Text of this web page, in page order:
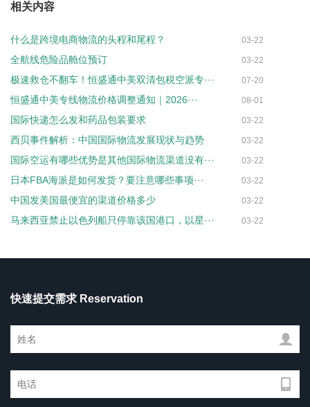
相关内容
什么是跨境电商物流的头程和尾程？ 03-22
全航线危险品舱位预订 03-22
极速救仓不翻车！恒盛通中美双清包税空派专··· 07-20
恒盛通中美专线物流价格调整通知｜2026··· 08-01
国际快递怎么发和药品包装要求 03-22
西贝事件解析：中国国际物流发展现状与趋势 03-22
国际空运有哪些优势是其他国际物流渠道没有··· 03-22
日本FBA海派是如何发货？要注意哪些事项··· 03-22
中国发美国最便宜的渠道价格多少 03-22
马来西亚禁止以色列船只停靠该国港口，以星··· 03-22
快速提交需求 Reservation